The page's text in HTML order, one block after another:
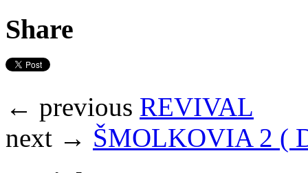
Share
← previous REVIVAL
next → ŠMOLKOVIA 2 (